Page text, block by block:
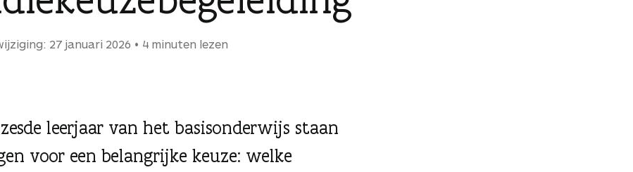
27 januari 2026 4 minuten lezen
leerjaar van het basisonderwijs staan
voor een belangrijke keuze: welke